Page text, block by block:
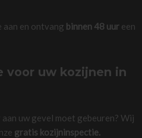
en ontvang binnen 48 uureen
uw kozijnen in
uw gevel moet gebeuren? Wij
gratis kozijninspectie.